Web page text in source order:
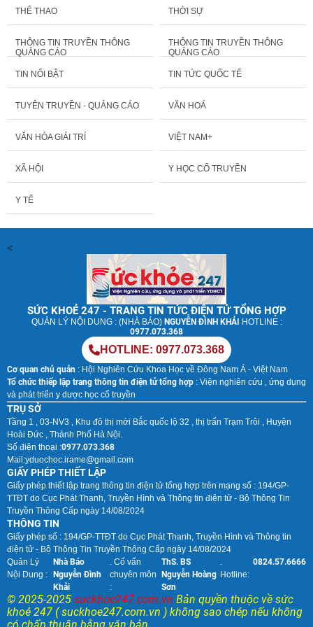
THỂ THAO THỜI SỰ
THÔNG TIN TRUYỀN THÔNG
QUẢNG CÁO
THÔNG TIN TRUYỀN THÔNG
QUẢNG CÁO
TIN NỔI BẬT TIN TỨC QUỐC TẾ
TUYÊN TRUYỀN - QUẢNG CÁO VĂN HOÁ
VĂN HÓA GIẢI TRÍ VIỆT NAM+
XÃ HỘI Y HỌC CỔ TRUYỀN
Y TẾ
<
SỨC KHOẺ 247 - TRANG TIN TỨC ĐIỆN TỬ TỔNG HỢP
QUẢN LÝ NỘI DUNG : (NHÀ BÁO) NGUYỄN ĐÌNH KHẢI
HOTLINE :
0977.073.368
HOTLINE: 0977.073.368
Cơ quan chủ quản : Hội Nghiên Cứu Khoa Học về Đông Nam Á - Việt Nam
Tổ chức thiếp lập trang thông tin điện tử tổng hợp : Viện nghiên cứu , ứng dụng
và phát triển y dược học cổ truyền
TRỤ SỞ
Tầng 1 , 03-NV3 , Khu đô thị mới Bắc quốc lộ 32 , thị trấn Trạm Trôi , Huyện
Hoài Đức , Thành Phố Hà Nội.
Số điện thoại :0977.073.368
Mail:yduochoc.irame@gmail.com
GIẤY PHÉP THIẾT LẬP
Giấy phép thiết lập trang thông tin điện tử tổng hợp trên mạng số : 194/GP-
TTĐT do Cục Phát Thanh, Truyền Hình và Thông tin điện tử - Bộ Thông Tin
Truyền Thông Cấp ngày 14/08/2024
THÔNG TIN
Giấy phép số : 194/GP-TTĐT do Cục Phát Thanh, Truyền Hình và Thông tin
điện tử - Bộ Thông Tin Truyền Thông Cấp ngày 14/08/2024
Quản Lý
Nội Dung :
Nhà Báo
Nguyễn Đình
Khải
. Cố vấn
chuyên môn
:
ThS. BS
Nguyễn Hoàng
Sơn
.
Hotline:
0824.57.6666
© 2025-2025 suckhoe247.com.vn Bản quyền thuộc về sức
khoẻ 247 ( suckhoe247.com.vn ) không sao chép nếu không